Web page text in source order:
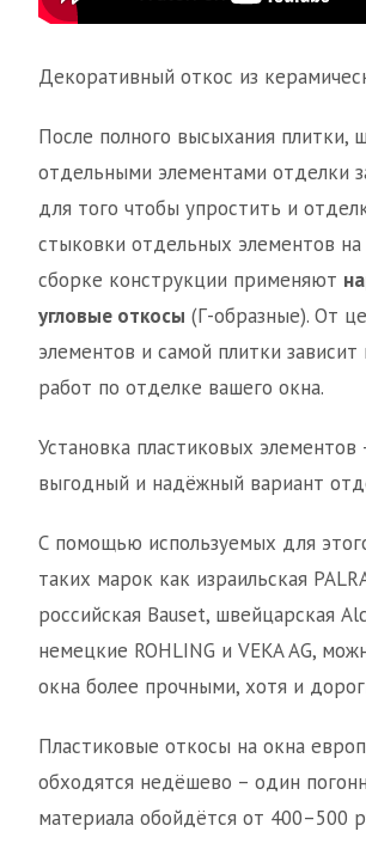
Декоративный откос из
После полного высыхания
отдельными элементами отделки
для того чтобы упростить и
стыковки отдельных элементов на
сборке конструкции применяют
угловые откосы (Г-образные). От
элементов и самой плитки зависит
работ по отделке вашего окна.
Установка пластиковых элементов
выгодный и надёжный вариант
С помощью используемых для
таких марок как израильская
российская Bauset, швейцарская
немецкие ROHLING и VEKA AG,
окна более прочными, хотя и
Пластиковые откосы на окна
обходятся недёшево – один
материала обойдётся от 400–500